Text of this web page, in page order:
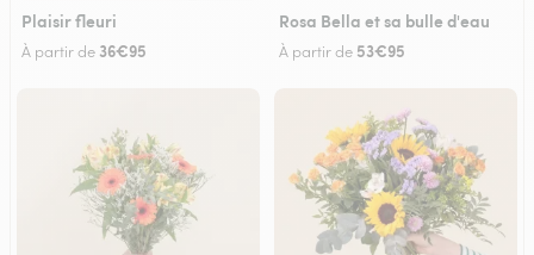
Plaisir fleuri
À partir de 36€95
Rosa Bella et sa bulle d'eau
À partir de 53€95